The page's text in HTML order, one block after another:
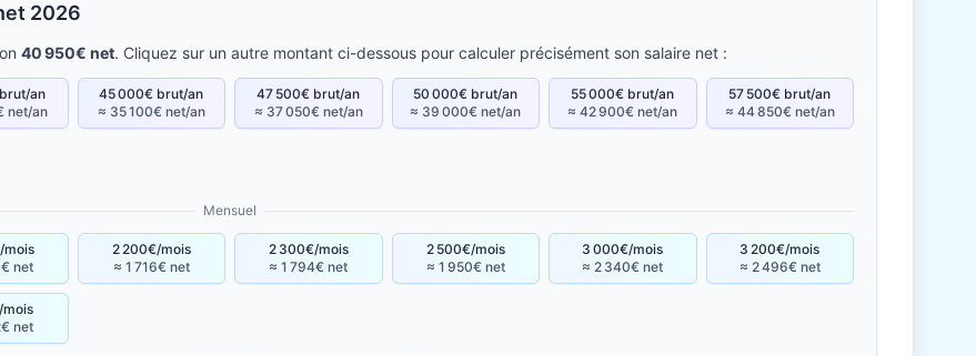
2026
40 950€ net. Cliquez sur un autre montant ci-dessous pour calculer précisément son salaire net :
an
net/an
45 000€ brut/an
≈ 35 100€ net/an
47 500€ brut/an
≈ 37 050€ net/an
50 000€ brut/an
≈ 39 000€ net/an
55 000€ brut/an
≈ 42 900€ net/an
57 500€ brut/an
≈ 44 850€ net/an
Mensuel
mois
net
2 200€/mois
≈ 1 716€ net
2 300€/mois
≈ 1 794€ net
2 500€/mois
≈ 1 950€ net
3 000€/mois
≈ 2 340€ net
3 200€/mois
≈ 2 496€ net
net